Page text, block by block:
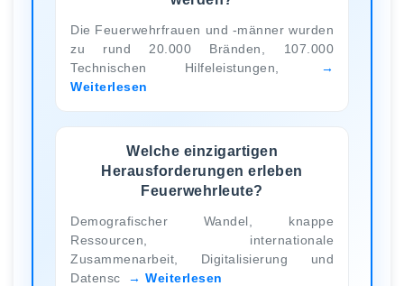
Die Feuerwehrfrauen und -männer wurden
zu rund 20.000 Bränden, 107.000
Technischen Hilfeleistungen,
Weiterlesen
Welche einzigartigen
Herausforderungen erleben
Feuerwehrleute?
Demografischer Wandel, knappe
Ressourcen, internationale
Zusammenarbeit, Digitalisierung und
Datensc
Weiterlesen